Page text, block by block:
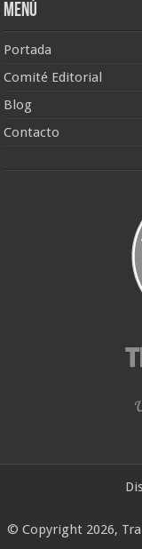
Menú
Portada
Comité Editorial
Blog
Contacto
© Copyright 2026,